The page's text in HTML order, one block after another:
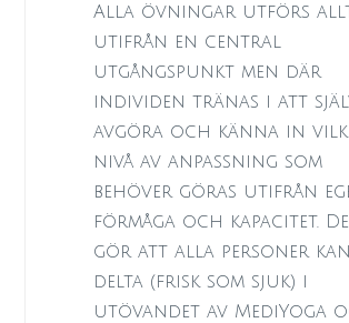
Alla övningar utförs
utifrån en central
utgångspunkt men där
individen tränas i att
avgöra och känna in
nivå av anpassning som
behöver göras utifrån
förmåga och kapacitet.
gör att alla personer kan
delta (frisk som sjuk) i
utövandet av MediYoga